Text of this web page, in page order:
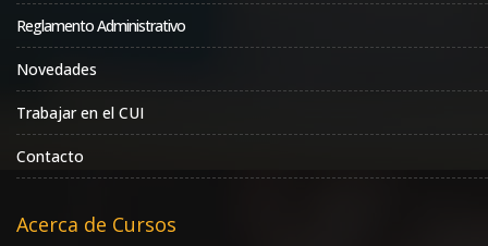
Reglamento Administrativo
Novedades
Trabajar en el CUI
Contacto
Acerca de Cursos